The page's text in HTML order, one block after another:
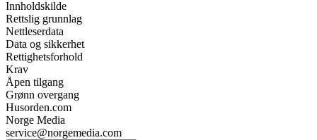
Innholdskilde
Rettslig grunnlag
Nettleserdata
Data og sikkerhet
Rettighetsforhold
Krav
Åpen tilgang
Grønn overgang
Husorden.com
Norge Media
service@norgemedia.com